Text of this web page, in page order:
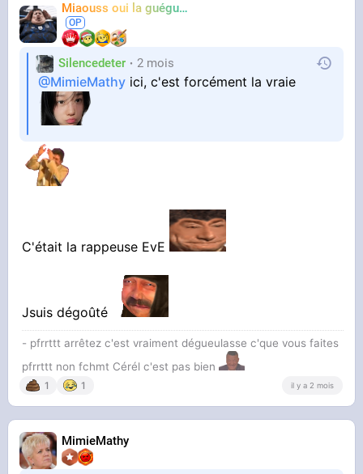
Miaouss oui la guéguérre
Silencedeter 2 mois
@MimieMathy ici, c'est forcément la vraie
C'était la rappeuse EvE
Jsuis dégoûté
- pfrrttt arrêtez c'est vraiment dégueulasse c'que vous faites
pfrrttt non fchmt Cérél c'est pas bien
1 1 il y a 2 mois
MimieMathy